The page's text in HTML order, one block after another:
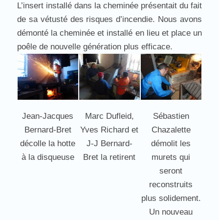
L’insert installé dans la cheminée présentait du fait
de sa vétusté des risques d’incendie. Nous avons
démonté la cheminée et installé en lieu et place un
poêle de nouvelle génération plus efficace.
Jean-Jacques
Bernard-Bret
décolle la hotte
à la disqueuse
Marc Dufleid,
Yves Richard et
J-J Bernard-
Bret la retirent
Sébastien
Chazalette
démolit les
murets qui
seront
reconstruits
plus solidement.
Un nouveau